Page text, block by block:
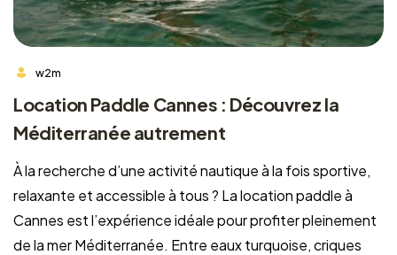
w2m
Location Paddle Cannes : Découvrez la
Méditerranée autrement
À la recherche d’une activité nautique à la fois sportive,
relaxante et accessible à tous ? La location paddle à
Cannes est l’expérience idéale pour profiter pleinement
de la mer Méditerranée. Entre eaux turquoise, criques